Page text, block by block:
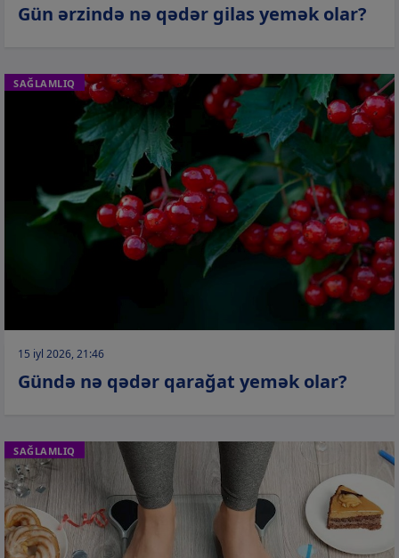
Gün ərzində nə qədər gilas yemək olar?
SAĞLAMLIQ
15 iyl 2026, 21:46
Gündə nə qədər qarağat yemək olar?
SAĞLAMLIQ